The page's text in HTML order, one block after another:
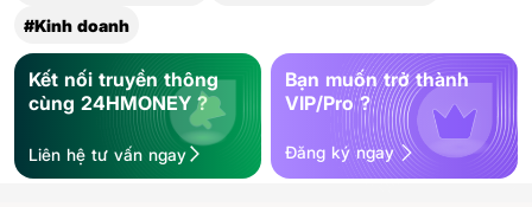
#Kinh doanh
Kết nối truyền thông
cùng 24HMONEY ?
Liên hệ tư vấn ngay
Bạn muốn trở thành
VIP/Pro ?
Đăng ký ngay